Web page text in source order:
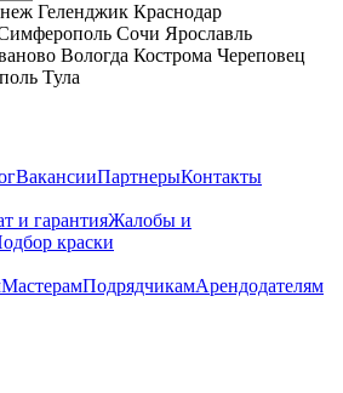
Геленджик Краснодар
Сочи Ярославль
Вологда Кострома Череповец
Тула
ВакансииПартнерыКонтакты
и гарантияЖалобы и
краски
МастерамПодрядчикамАрендодателям